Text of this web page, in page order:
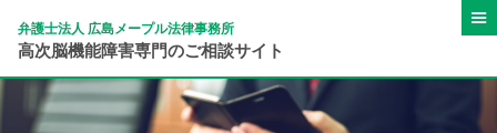
弁護士法人 広島メープル法律事務所
高次脳機能障害専門のご相談サイト